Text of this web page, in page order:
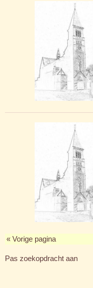
« Vorige pagina
Pas zoekopdracht aan